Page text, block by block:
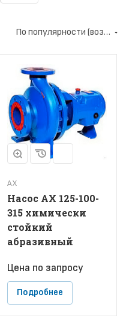
По популярности (возрастание)
АХ
Насос АХ 125-100-
315 химически
стойкий
абразивный
Цена по запросу
Подробнее